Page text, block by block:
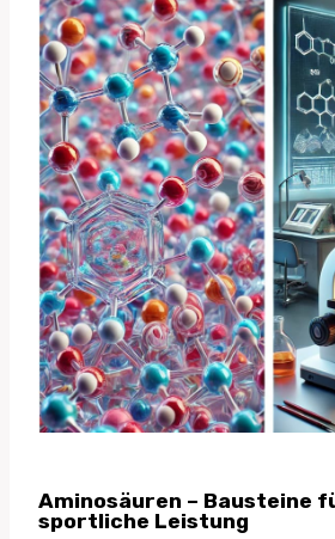
Aminosäuren – Bausteine
sportliche Leistung